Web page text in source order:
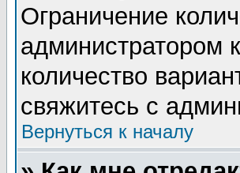
Ограничение
администратором
количество
свяжитесь с
Вернуться к началу